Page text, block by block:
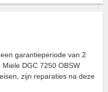
garantieperiode van 2
DGC 7250 OBSW
zijn reparaties na deze